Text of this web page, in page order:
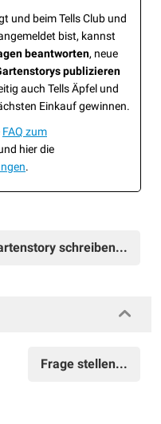
und beim Tells Club und
bist, kannst
beantworten, neue
publizieren
auch Tells Äpfel und
Einkauf gewinnen.
FAQ zum
hier die
.
schreiben...
Frage stellen...